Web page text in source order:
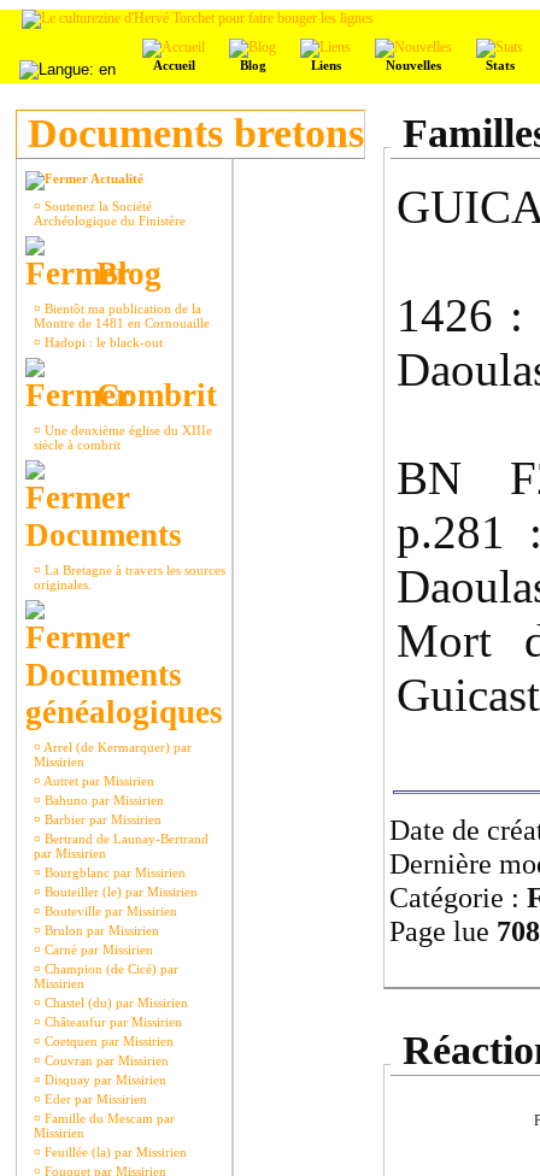
Accueil Blog Liens Nouvelles Stats
Documents bretons
Actualité
¤ Soutenez la Société
Archéologique du Finistère
Blog
¤ Bientôt ma publication de la
Montre de 1481 en Cornouaille
¤ Hadopi : le black-out
Combrit
¤ Une deuxième église du XIIIe
siècle à combrit
Documents
¤ La Bretagne à travers les sources
originales.
Documents
généalogiques
¤ Arrel (de Kermarquer) par
Missirien
¤ Autret par Missirien
¤ Bahuno par Missirien
¤ Barbier par Missirien
¤ Bertrand de Launay-Bertrand
par Missirien
¤ Bourgblanc par Missirien
¤ Bouteiller (le) par Missirien
¤ Bouteville par Missirien
¤ Brulon par Missirien
¤ Carné par Missirien
¤ Champion (de Cicé) par
Missirien
¤ Chastel (du) par Missirien
¤ Châteaufur par Missirien
¤ Coetquen par Missirien
¤ Couvran par Missirien
¤ Disquay par Missirien
¤ Eder par Missirien
¤ Famille du Mescam par
Missirien
¤ Feuillée (la) par Missirien
¤ Fouquet par Missirien
1426 :
BN
Mort
Date de
Dernière
Catégorie :
Page lue